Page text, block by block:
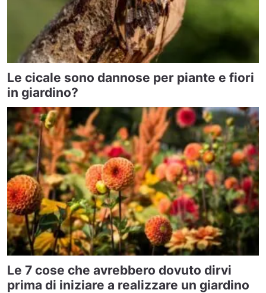
Le cicale sono dannose per piante e fiori
in giardino?
Le 7 cose che avrebbero dovuto dirvi
prima di iniziare a realizzare un giardino